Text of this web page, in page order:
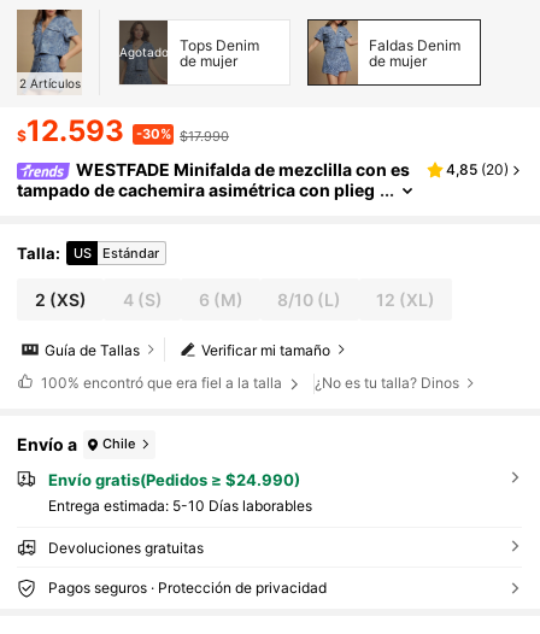
2 Artículos
Agotado
Tops Denim
de mujer
Faldas Denim
de mujer
$12.593 -30% $17.990
WESTFADE Minifalda de mezclilla con es
tampado de cachemira asimétrica con plieg
4,85 (20)
Talla: US Estándar
2 (XS) 4(S) 6 (M) 8/10 (L) 12 (XL)
Verificar mi tamaño
Guía de Tallas
100% encontró que era fiel a la talla ¿No es tu talla? Dinos
Envío a Chile
Envío gratis(Pedidos ≥ $24.990)
Entrega estimada: 5-10 Días laborables
Devoluciones gratuitas
Pagos seguros · Protección de privacidad